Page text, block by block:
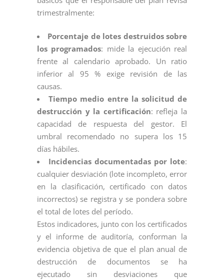
trimestralmente:
Porcentaje de lotes destruidos sobre
los programados: mide la ejecución real
frente al calendario aprobado. Un ratio
inferior al 95 % exige revisión de las
causas.
Tiempo medio entre la solicitud de
destrucción y la certificación: refleja la
capacidad de respuesta del gestor. El
umbral recomendado no supera los 15
días hábiles.
Incidencias documentadas por lote:
cualquier desviación (lote incompleto, error
en la clasificación, certificado con datos
incorrectos) se registra y se pondera sobre
el total de lotes del período.
Estos indicadores, junto con los certificados
y el informe de auditoría, conforman la
evidencia objetiva de que el plan anual de
destrucción de documentos se ha
ejecutado sin desviaciones que